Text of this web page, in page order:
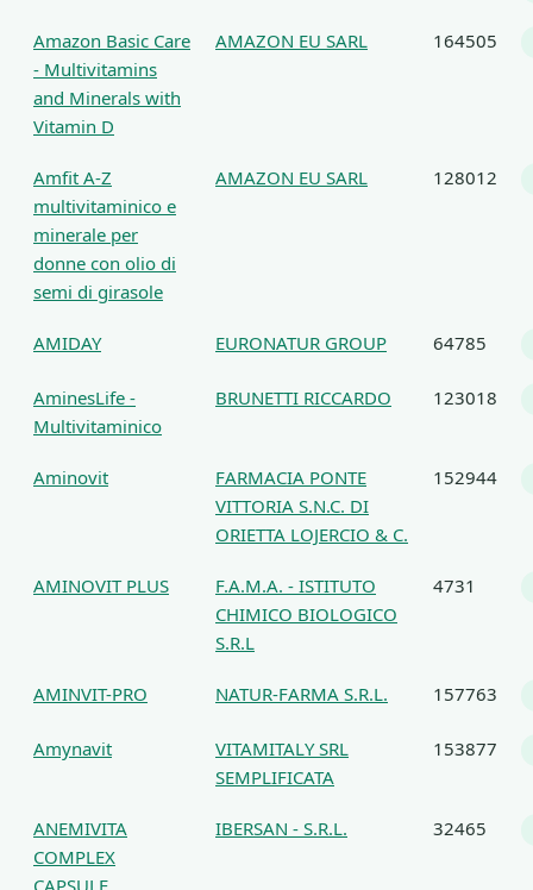
Amazon Basic Care
- Multivitamins
and Minerals with
Vitamin D
AMAZON EU SARL 164505
Amfit A-Z
multivitaminico e
minerale per
donne con olio di
semi di girasole
AMAZON EU SARL 128012
AMIDAY EURONATUR GROUP 64785
AminesLife -
Multivitaminico
BRUNETTI RICCARDO 123018
Aminovit
FARMACIA PONTE
VITTORIA S.N.C. DI
ORIETTA LOJERCIO & C.
152944
AMINOVIT PLUS
F.A.M.A. - ISTITUTO
CHIMICO BIOLOGICO
S.R.L
4731
AMINVIT-PRO NATUR-FARMA S.R.L. 157763
Amynavit
VITAMITALY SRL
SEMPLIFICATA
153877
ANEMIVITA
COMPLEX
IBERSAN - S.R.L. 32465